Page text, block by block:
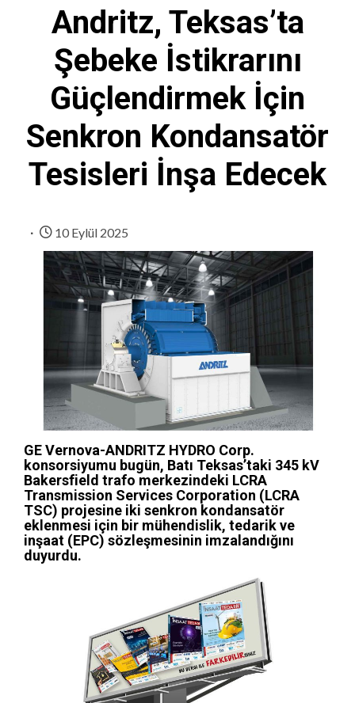
Andritz, Teksas’ta
Şebeke İstikrarını
Güçlendirmek İçin
Senkron Kondansatör
Tesisleri İnşa Edecek
10 Eylül 2025
GE Vernova-ANDRITZ HYDRO Corp.
konsorsiyumu bugün, Batı Teksas’taki 345 kV
Bakersfield trafo merkezindeki LCRA
Transmission Services Corporation (LCRA
TSC) projesine iki senkron kondansatör
eklenmesi için bir mühendislik, tedarik ve
inşaat (EPC) sözleşmesinin imzalandığını
duyurdu.